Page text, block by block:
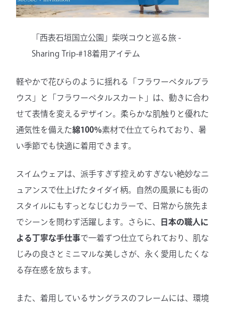
「西表石垣国立公園」柴咲コウと巡る旅 -
Sharing Trip-#18着用アイテム
軽やかで花びらのように揺れる「フラワーペタルブラ
ウス」と「フラワーペタルスカート」は、動きに合わ
せて表情を変えるデザイン。柔らかな肌触りと優れた
通気性を備えた綿100％素材で仕立てられており、暑
い季節でも快適に着用できます。
スイムウェアは、派手すぎず控えめすぎない絶妙なニ
ュアンスで仕上げたタイダイ柄。自然の風景にも街の
スタイルにもすっとなじむカラーで、日常から旅先ま
でシーンを問わず活躍します。さらに、
日本の職人に
よる丁寧な手仕事で一着ずつ仕立てられており、肌な
じみの良さとミニマルな美しさが、永く愛用したくな
る存在感を放ちます。
また、着用しているサングラスのフレームには、環境